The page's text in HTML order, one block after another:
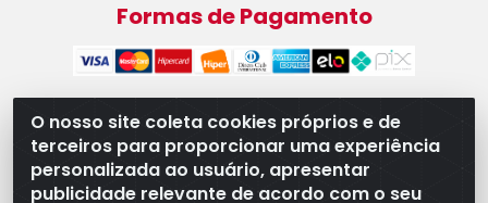
O nosso site coleta cookies próprios e de
terceiros para proporcionar uma experiência
personalizada ao usuário, apresentar
publicidade relevante de acordo com o seu
Formas de Pagamento
WB Componentes Automotivos LTDA - CNPJ
08.528.393/0001-12 - Rua do Níquel, 667 - Parque
Oeste Industrial, Goiânia/GO - CEP 74375-660